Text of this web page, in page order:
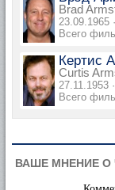
Brad
23.09.1965
Всего
Кертис
Curtis
27.11.1953
Всего
ВАШЕ МНЕНИЕ О